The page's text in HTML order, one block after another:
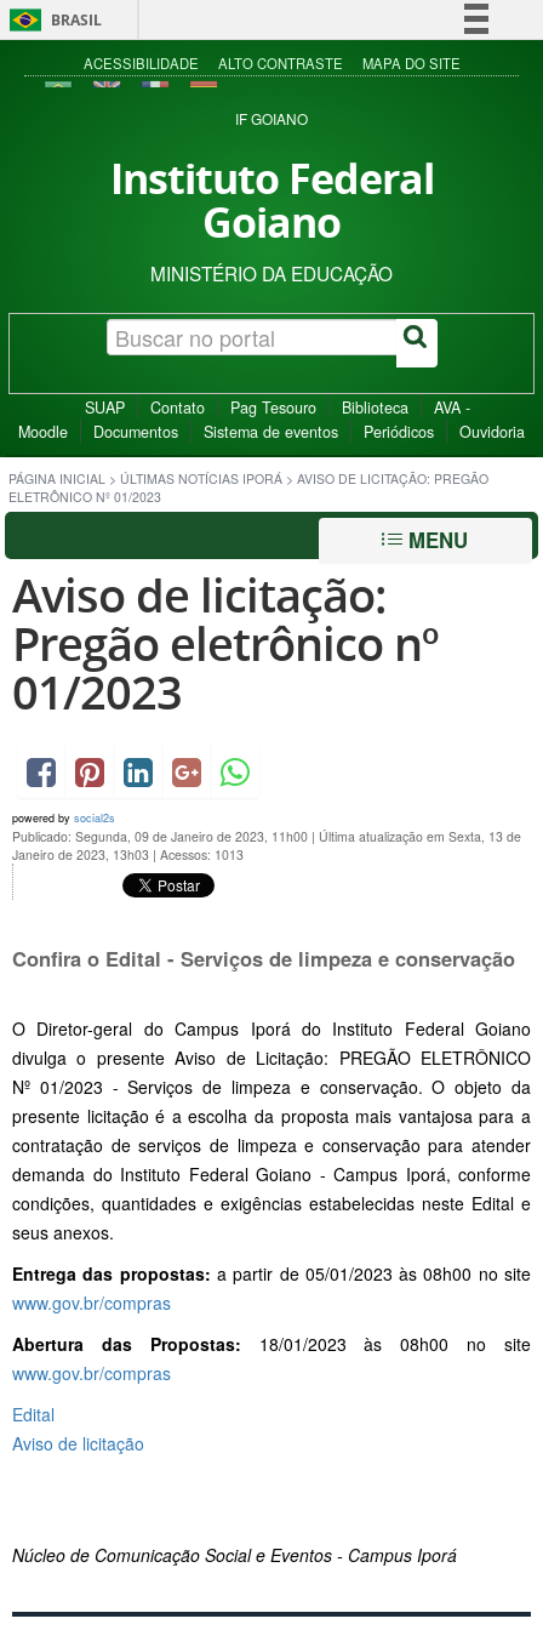
BRASIL
Simplifique!
Acesso à informação
ACESSIBILIDADE ALTO CONTRASTE MAPA DO SITE
IF GOIANO
Instituto Federal
Goiano
MINISTÉRIO DA EDUCAÇÃO
SUAP Contato Pag Tesouro Biblioteca
AVA -
Moodle
Documentos Sistema de eventos Periódicos Ouvidoria
PÁGINA INICIAL > ÚLTIMAS NOTÍCIAS IPORÁ > AVISO DE LICITAÇÃO: PREGÃO
ELETRÔNICO Nº 01/2023
MENU
Aviso de licitação:
Pregão eletrônico nº
01/2023
powered by social2s
Publicado: Segunda, 09 de Janeiro de 2023, 11h00 | Última atualização em Sexta, 13 de
Janeiro de 2023, 13h03 | Acessos: 1013
Confira o Edital - Serviços de limpeza e conservação
O Diretor-geral do Campus Iporá do Instituto Federal Goiano
divulga o presente Aviso de Licitação: PREGÃO ELETRÔNICO
Nº 01/2023 - Serviços de limpeza e conservação. O objeto da
presente licitação é a escolha da proposta mais vantajosa para a
contratação de serviços de limpeza e conservação para atender
demanda do Instituto Federal Goiano - Campus Iporá, conforme
condições, quantidades e exigências estabelecidas neste Edital e
seus anexos.
Entrega das propostas: a partir de 05/01/2023 às 08h00 no site
www.gov.br/compras
Abertura das Propostas: 18/01/2023
às 08h00 no site
www.gov.br/compras
Edital
Aviso de licitação
Núcleo de Comunicação Social e Eventos - Campus Iporá